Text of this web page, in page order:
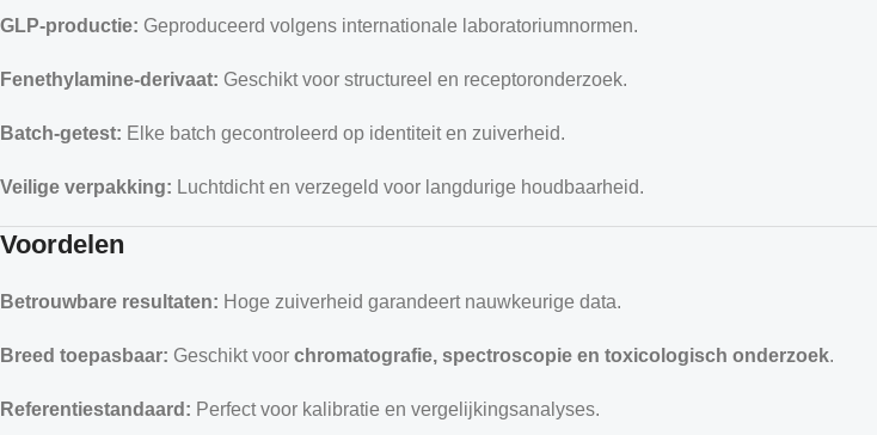
GLP-productie: Geproduceerd volgens internationale laboratoriumnormen.
Fenethylamine-derivaat: Geschikt voor structureel en receptoronderzoek.
Batch-getest: Elke batch gecontroleerd op identiteit en zuiverheid.
Veilige verpakking: Luchtdicht en verzegeld voor langdurige houdbaarheid.
Voordelen
Betrouwbare resultaten: Hoge zuiverheid garandeert nauwkeurige data.
Breed toepasbaar: Geschikt voor chromatografie, spectroscopie en toxicologisch onderzoek.
Referentiestandaard: Perfect voor kalibratie en vergelijkingsanalyses.